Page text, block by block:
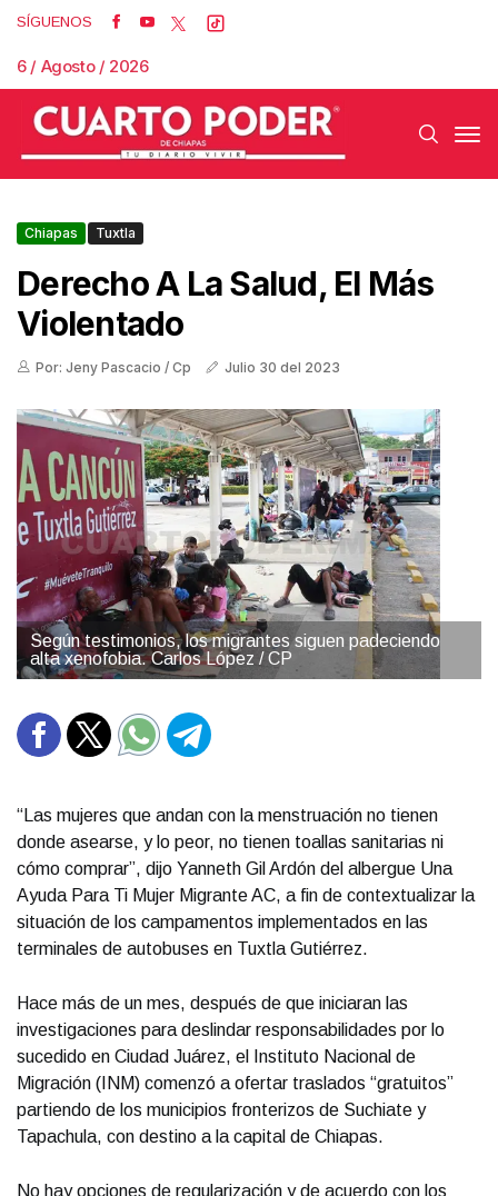
SÍGUENOS
6 / Agosto / 2026
Chiapas Tuxtla
Derecho A La Salud, El Más
Violentado
Por: Jeny Pascacio / Cp Julio 30 del 2023
Según testimonios, los migrantes siguen padeciendo
alta xenofobia. Carlos López / CP
“Las mujeres que andan con la menstruación no tienen
donde asearse, y lo peor, no tienen toallas sanitarias ni
cómo comprar”, dijo Yanneth Gil Ardón del albergue Una
Ayuda Para Ti Mujer Migrante AC, a fin de contextualizar la
situación de los campamentos implementados en las
terminales de autobuses en Tuxtla Gutiérrez.
Hace más de un mes, después de que iniciaran las
investigaciones para deslindar responsabilidades por lo
sucedido en Ciudad Juárez, el Instituto Nacional de
Migración (INM) comenzó a ofertar traslados “gratuitos”
partiendo de los municipios fronterizos de Suchiate y
Tapachula, con destino a la capital de Chiapas.
No hay opciones de regularización y de acuerdo con los